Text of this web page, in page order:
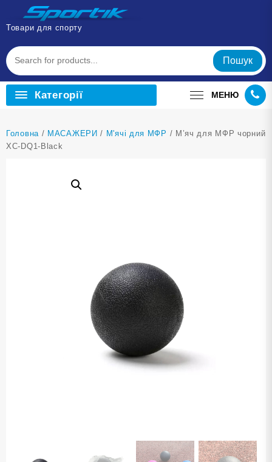
Перейти
вмісту
Товари для спорту
Пошук
Категорії МЕНЮ
Головна / МАСАЖЕРИ / М'ячі для МФР / М’яч для МФР чорний
XC-DQ1-Black